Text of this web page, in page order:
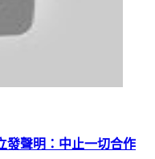
聲明：中止一切合作